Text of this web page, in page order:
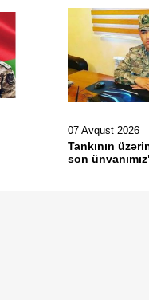
07 Avqust 2026
Tankının
son